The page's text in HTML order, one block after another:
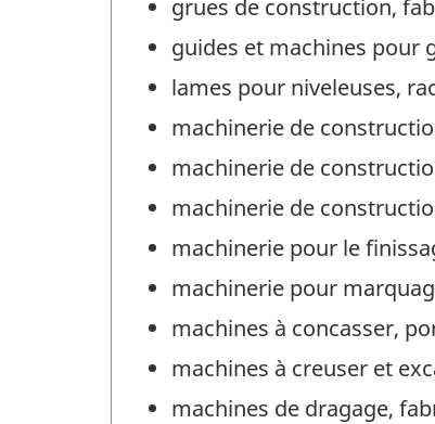
grues de construction,
guides et machines pour
lames pour niveleuses,
machinerie de
machinerie de
machinerie de
machinerie pour le
machinerie pour
machines à concasser,
machines à creuser et
machines de dragage,